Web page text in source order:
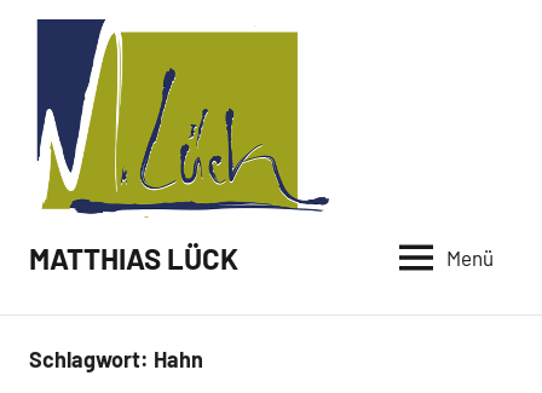
MATTHIAS LÜCK Menü
Schlagwort: Hahn